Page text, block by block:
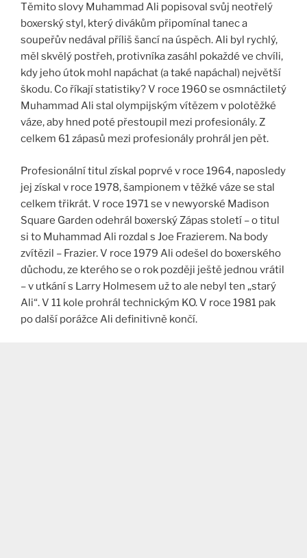
Těmito slovy Muhammad Ali popisoval svůj neotřelý
boxerský styl, který divákům připomínal tanec a
soupeřův nedával příliš šancí na úspěch. Ali byl rychlý,
měl skvělý postřeh, protivníka zasáhl pokaždé ve chvíli,
kdy jeho útok mohl napáchat (a také napáchal) největší
škodu. Co říkají statistiky? V roce 1960 se osmnáctiletý
Muhammad Ali stal olympijským vítězem v polotěžké
váze, aby hned poté přestoupil mezi profesionály. Z
celkem 61 zápasů mezi profesionály prohrál jen pět.
Profesionální titul získal poprvé v roce 1964, naposledy
jej získal v roce 1978, šampionem v těžké váze se stal
celkem třikrát. V roce 1971 se v newyorské Madison
Square Garden odehrál boxerský Zápas století – o titul
si to Muhammad Ali rozdal s Joe Frazierem. Na body
zvítězil – Frazier. V roce 1979 Ali odešel do boxerského
důchodu, ze kterého se o rok později ještě jednou vrátil
– v utkání s Larry Holmesem už to ale nebyl ten „starý
Ali“. V 11 kole prohrál technickým KO. V roce 1981 pak
po další porážce Ali definitivně končí.